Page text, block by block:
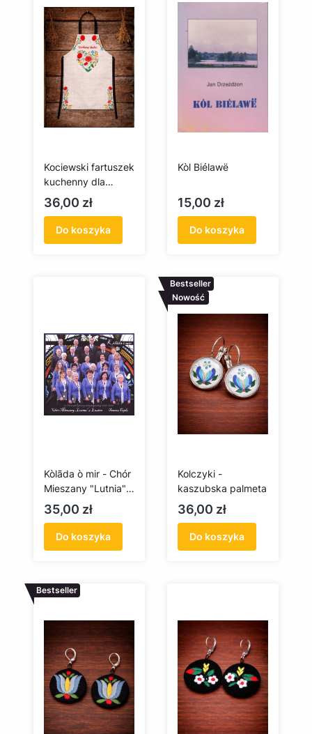
Kociewski fartuszek
kuchenny dla
Kochanej Babci
Cena
36,00 zł
Do koszyka
Kòl Biélawë
Cena
15,00 zł
Do koszyka
Kòlãda ò mir - Chór
Mieszany "Lutnia" z
Luzina
Cena
35,00 zł
Do koszyka
Bestseller
Nowość
Kolczyki -
kaszubska palmeta
Cena
36,00 zł
Do koszyka
Bestseller